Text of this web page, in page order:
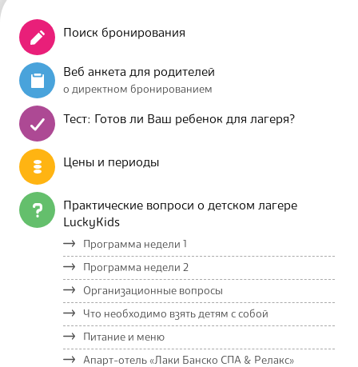
Поиск бронирования
Веб анкета для родителей
о директном бронированием
Тест: Готов ли Ваш ребенок для лагеря?
Цены и периоды
Практические вопроси о детском лагере
LuckyKids
Программа недели 1
Программа недели 2
Организационные вопросы
Что необходимо взять детям с собой
Питание и меню
Апарт-отель «Лаки Банско СПА & Релакс»